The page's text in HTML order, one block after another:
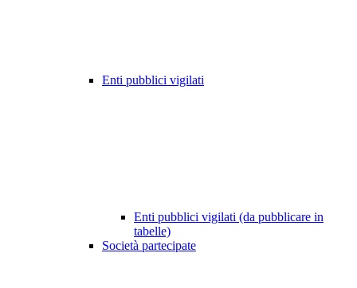
Enti pubblici vigilati
Enti pubblici vigilati (da pubblicare in
tabelle)
Società partecipate